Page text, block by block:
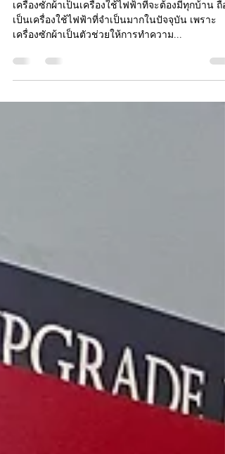
เลือกซื้อเครื่องซักผ้าอย่างไรให้
เหมาะสมกับบ้านคุณ
เครื่องซักผ้าเป็นเครื่องใช้ไฟฟ้าที่จะต้องมีทุกบ้าน ถือ
เครื่องซักผ้าเป็นตัวช่วยให้การทำความ...